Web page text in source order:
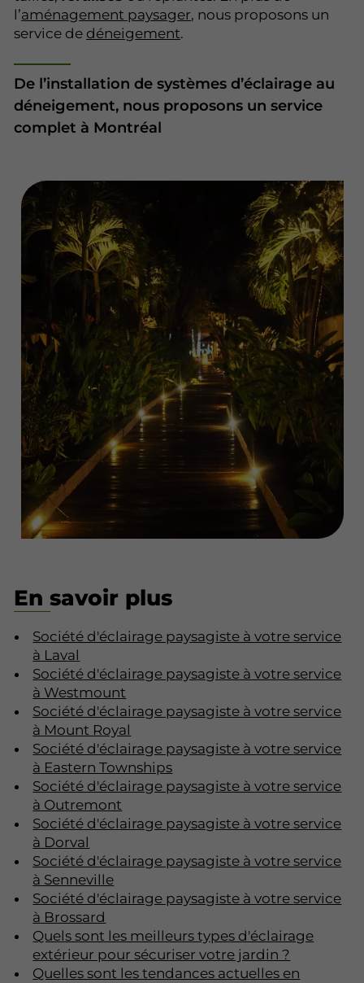
l’aménagement paysager, nous proposons un
service de déneigement.
De l’installation de systèmes d’éclairage au
déneigement, nous proposons un service
complet à Montréal
En savoir plus
Société d'éclairage paysagiste à votre service
à Laval
Société d'éclairage paysagiste à votre service
à Westmount
Société d'éclairage paysagiste à votre service
à Mount Royal
Société d'éclairage paysagiste à votre service
à Eastern Townships
Société d'éclairage paysagiste à votre service
à Outremont
Société d'éclairage paysagiste à votre service
à Dorval
Société d'éclairage paysagiste à votre service
à Senneville
Société d'éclairage paysagiste à votre service
à Brossard
Quels sont les meilleurs types d'éclairage
extérieur pour sécuriser votre jardin ?
Quelles sont les tendances actuelles en